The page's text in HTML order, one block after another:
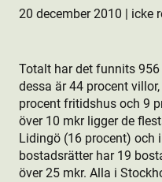
20 december 2010 | icke
Totalt har det funnits
dessa är 44 procent
procent fritidshus och 9
över 10 mkr ligger de
Lidingö (16 procent) och
bostads­rätter har 19
över 25 mkr. Alla i